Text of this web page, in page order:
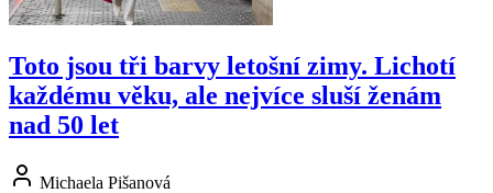
Toto jsou tři barvy letošní zimy. Lichotí
každému věku, ale nejvíce sluší ženám
nad 50 let
Michaela Pišanová